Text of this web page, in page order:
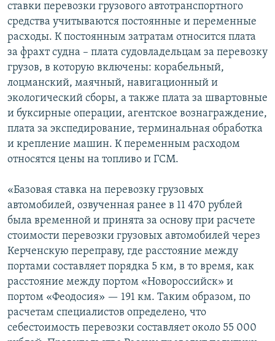
ставки перевозки грузового автотранспортного
средства учитываются постоянные и переменные
расходы. К постоянным затратам относится плата
за фрахт судна – плата судовладельцам за перевозку
грузов, в которую включены: корабельный,
лоцманский, маячный, навигационный и
экологический сборы, а также плата за швартовные
и буксирные операции, агентское вознаграждение,
плата за экспедирование, терминальная обработка
и крепление машин. К переменным расходом
относятся цены на топливо и ГСМ.
«Базовая ставка на перевозку грузовых
автомобилей, озвученная ранее в 11 470 рублей
была временной и принята за основу при расчете
стоимости перевозки грузовых автомобилей через
Керченскую переправу, где расстояние между
портами составляет порядка 5 км, в то время, как
расстояние между портом «Новороссийск» и
портом «Феодосия» — 191 км. Таким образом, по
расчетам специалистов определено, что
себестоимость перевозки составляет около 55 000